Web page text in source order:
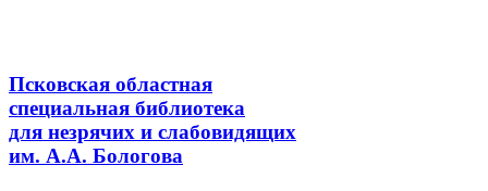
Псковская областная
специальная библиотека
для незрячих и слабовидящих
им. А.А. Бологова